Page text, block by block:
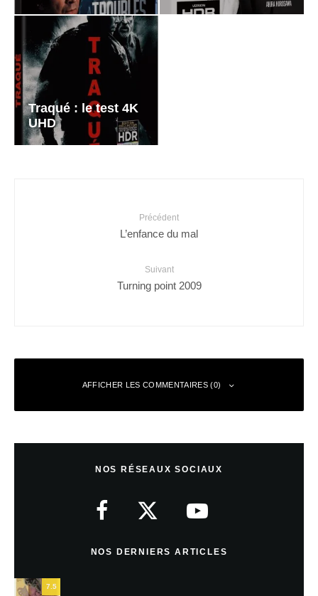
Traqué : le test 4K
UHD
Précédent
L’enfance du mal
Suivant
Turning point 2009
AFFICHER LES COMMENTAIRES (0)
NOS RÉSEAUX SOCIAUX
NOS DERNIERS ARTICLES
7.5